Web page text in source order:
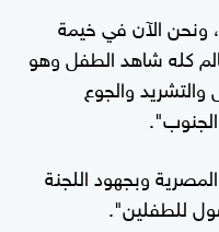
ونحن الآن في خيمة
كله شاهد الطفل وهو
والجوع
وبجهود اللجنة
للطفلين".